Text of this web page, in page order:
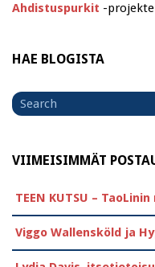
Ahdistuspurkit -
HAE BLOGISTA
Search
for
VIIMEISIMMÄT
TEEN KUTSU –
Viggo Wallensköld ja